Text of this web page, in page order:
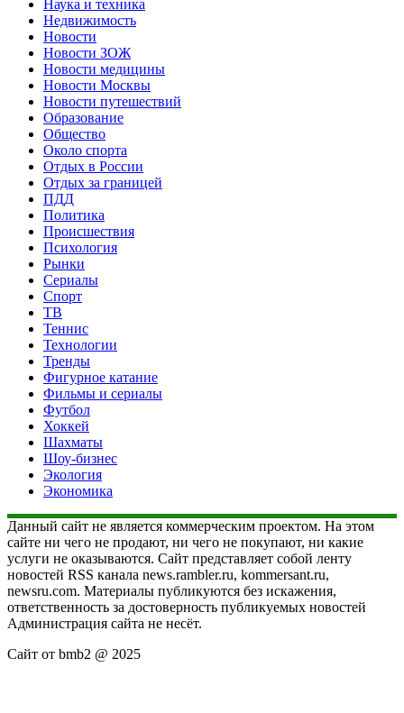
Наука и техника
Недвижимость
Новости
Новости ЗОЖ
Новости медицины
Новости Москвы
Новости путешествий
Образование
Общество
Около спорта
Отдых в России
Отдых за границей
ПДД
Политика
Происшествия
Психология
Рынки
Сериалы
Спорт
ТВ
Теннис
Технологии
Тренды
Фигурное катание
Фильмы и сериалы
Футбол
Хоккей
Шахматы
Шоу-бизнес
Экология
Экономика
Данный сайт не является коммерческим проектом. На этом
сайте ни чего не продают, ни чего не покупают, ни какие
услуги не оказываются. Сайт представляет собой ленту
новостей RSS канала news.rambler.ru, kommersant.ru,
newsru.com. Материалы публикуются без искажения,
ответственность за достоверность публикуемых новостей
Администрация сайта не несёт.
Сайт от bmb2 @ 2025